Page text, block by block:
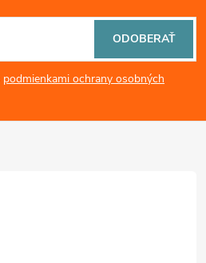
podmienkami ochrany osobných
ODOBERAŤ